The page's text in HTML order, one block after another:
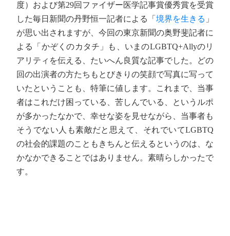
度）および第29回ファイザー医学記事賞優秀賞を受賞
した毎日新聞の丹野恒一記者による「 境界を生きる 」
が思い出されますが、今回の東京新聞の奥野斐記者に
よる「かぞくのカタチ」も、いまのLGBTQ+Allyのリ
アリティを伝える、たいへん良質な記事でした。どの
回の出演者の方たちもとびきりの笑顔で写真に写って
いたということも、特筆に値します。これまで、当事
者はこれだけ困っている、苦しんでいる、というルポ
が多かったなかで、幸せな姿を見せながら、当事者も
そうでない人も素敵だと思えて、それでいてLGBTQ
の社会的課題のこともきちんと伝えるというのは、な
かなかできることではありません。素晴らしかったで
す。